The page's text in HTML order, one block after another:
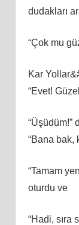
dudakları
“Çok mu
Kar
“Evet!
“Üşüdüm!”
“Bana bak,
“Tamam
oturdu ve
“Hadi, sıra